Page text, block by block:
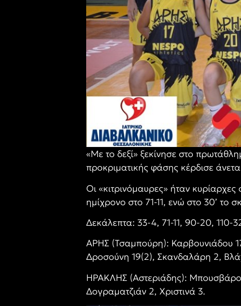
«Με το δεξί» ξεκίνησε στο
προκριματικής φάσης κέρδισε
Οι «κιτρινόμαυρες» ήταν
ημίχρονο στο 71-11, ενώ στο 30’ το
Δεκάλεπτα: 33-4, 71-11, 90-20, 110-
ΑΡΗΣ (Τσαμπούρη): Καρβουνιάδου
Δροσούνη 19(2), Σκανδαλάρη 2,
ΗΡΑΚΛΗΣ (Αστεριάδης):
Δογραματζιάν 2, Χριστινά 3.